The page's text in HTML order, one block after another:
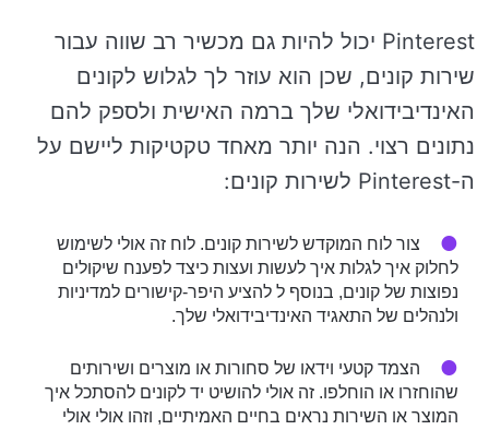
Pinterest יכול להיות גם מכשיר רב שווה עבור
שירות קונים, שכן הוא עוזר לך לגלוש לקונים
האינדיבידואלי שלך ברמה האישית ולספק להם
נתונים רצוי. הנה יותר מאחד טקטיקות ליישם על
ה-Pinterest לשירות קונים:
צור לוח המוקדש לשירות קונים. לוח זה אולי לשימוש
לחלוק איך לגלות איך לעשות ועצות כיצד לפענח שיקולים
נפוצות של קונים, בנוסף ל להציע היפר-קישורים למדיניות
ולנהלים של התאגיד האינדיבידואלי שלך.
הצמד קטעי וידאו של סחורות או מוצרים ושירותים
שהוחזרו או הוחלפו. זה אולי להושיט יד לקונים להסתכל איך
המוצר או השירות נראים בחיים האמיתיים, וזהו אולי אולי